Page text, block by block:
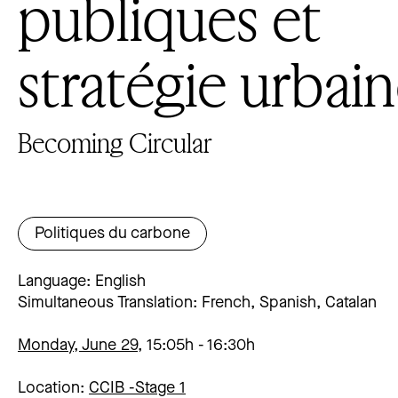
publiques et
stratégie
Becoming Circular
Politiques du carbone
Language: English
Simultaneous Translation: French, Spanish, Catalan
Monday, June 29, 15:05h 16:30h
Location: CCIB -Stage 1